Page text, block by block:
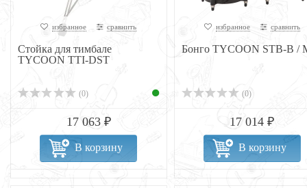
избранное сравнить
Стойка для тимбале
TYCOON TTI-DST
(0)
17 063 ₽
В корзину
избранное сравнить
Бонго TYCOON STB-B /
(0)
17 014 ₽
В корзину